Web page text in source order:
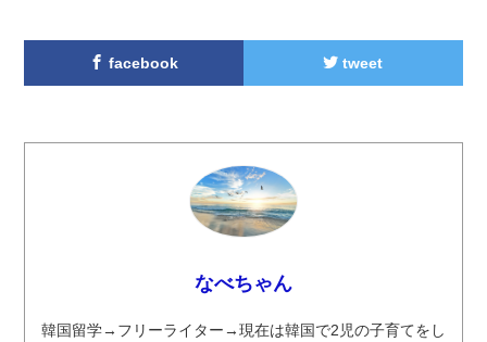
facebook tweet
なべちゃん
韓国留学→フリーライター→現在は韓国で2児の子育てをし